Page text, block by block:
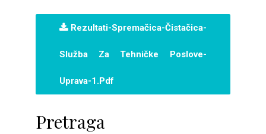
Rezultati-Spremačica-Čistačica-
Služba Za Tehničke Poslove-
Uprava-1.pdf
Pretraga